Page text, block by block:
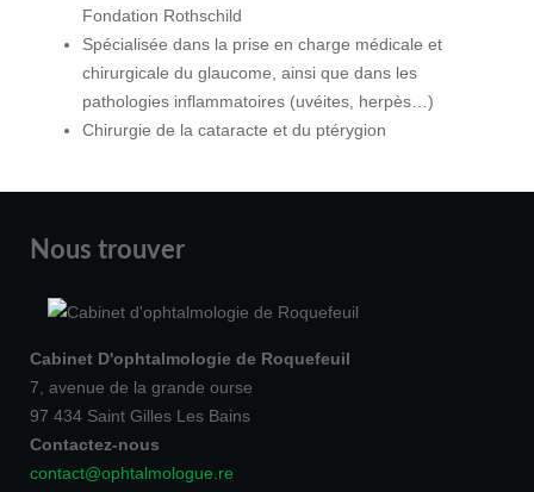
Fondation Rothschild
Spécialisée dans la prise en charge médicale et
chirurgicale du glaucome, ainsi que dans les
pathologies inflammatoires (uvéites, herpès…)
Chirurgie de la cataracte et du ptérygion
Nous trouver
Cabinet D'ophtalmologie de Roquefeuil
7, avenue de la grande ourse
97 434 Saint Gilles Les Bains
Contactez-nous
contact@ophtalmologue.re